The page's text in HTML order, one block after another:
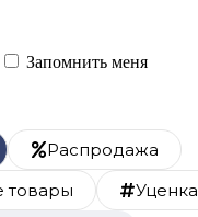
Запомнить меня
Распродажа
товары
Уценка